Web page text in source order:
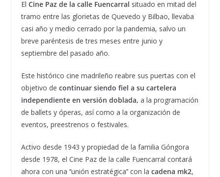
El Cine Paz de la calle Fuencarral situado en mitad del
tramo entre las glorietas de Quevedo y Bilbao, llevaba
casi año y medio cerrado por la pandemia, salvo un
breve paréntesis de tres meses entre junio y
septiembre del pasado año.
Este histórico cine madrileño reabre sus puertas con el
objetivo de continuar siendo fiel a su cartelera
independiente en versión doblada, a la programación
de ballets y óperas, así como a la organización de
eventos, preestrenos o festivales.
Activo desde 1943 y propiedad de la familia Góngora
desde 1978, el Cine Paz de la calle Fuencarral contará
ahora con una ‘’unión estratégica’’ con la cadena mk2,